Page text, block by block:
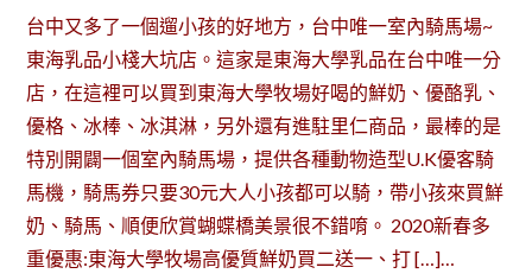
台中又多了一個遛小孩的好地方，台中唯一室內騎馬場~
東海乳品小棧大坑店。這家是東海大學乳品在台中唯一分
店，在這裡可以買到東海大學牧場好喝的鮮奶、優酪乳、
優格、冰棒、冰淇淋，另外還有進駐里仁商品，最棒的是
特別開闢一個室內騎馬場，提供各種動物造型U.K優客騎
馬機，騎馬券只要30元大人小孩都可以騎，帶小孩來買鮮
奶、騎馬、順便欣賞蝴蝶橋美景很不錯唷。 2020新春多
重優惠:東海大學牧場高優質鮮奶買二送一、打 […]…